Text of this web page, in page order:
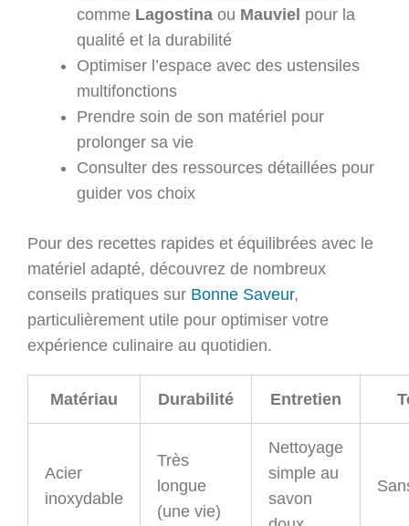
comme Lagostina ou Mauviel pour la
qualité et la durabilité
Optimiser l’espace avec des ustensiles
multifonctions
Prendre soin de son matériel pour
prolonger sa vie
Consulter des ressources détaillées pour
guider vos choix
Pour des recettes rapides et équilibrées avec le
matériel adapté, découvrez de nombreux
conseils pratiques sur Bonne Saveur,
particulièrement utile pour optimiser votre
expérience culinaire au quotidien.
Matériau Durabilité Entretien
Acier
inoxydable
Très
longue
(une vie)
Nettoyage
simple au
savon